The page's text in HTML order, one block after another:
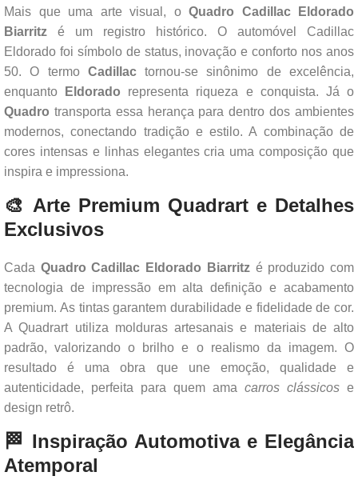
Mais que uma arte visual, o Quadro Cadillac Eldorado
Biarritz é um registro histórico. O automóvel Cadillac
Eldorado foi símbolo de status, inovação e conforto nos anos
50. O termo Cadillactornou-se sinônimo de excelência,
enquanto
Eldorado representa riqueza e conquista. Já o
Quadro transporta essa herança para dentro dos ambientes
modernos, conectando tradição e estilo. A combinação de
cores intensas e linhas elegantes cria uma composição que
inspira e impressiona.
🎨 Arte Premium Quadrart e Detalhes
Exclusivos
Cada Quadro Cadillac Eldorado Biarritzé produzido com
tecnologia de impressão em alta definição e acabamento
premium. As tintas garantem durabilidade e fidelidade de cor.
A Quadrart utiliza molduras artesanais e materiais de alto
padrão, valorizando o brilho e o realismo da imagem. O
resultado é uma obra que une emoção, qualidade e
autenticidade, perfeita para quem ama carros clássicos e
design retrô.
🏁 Inspiração Automotiva e Elegância
Atemporal